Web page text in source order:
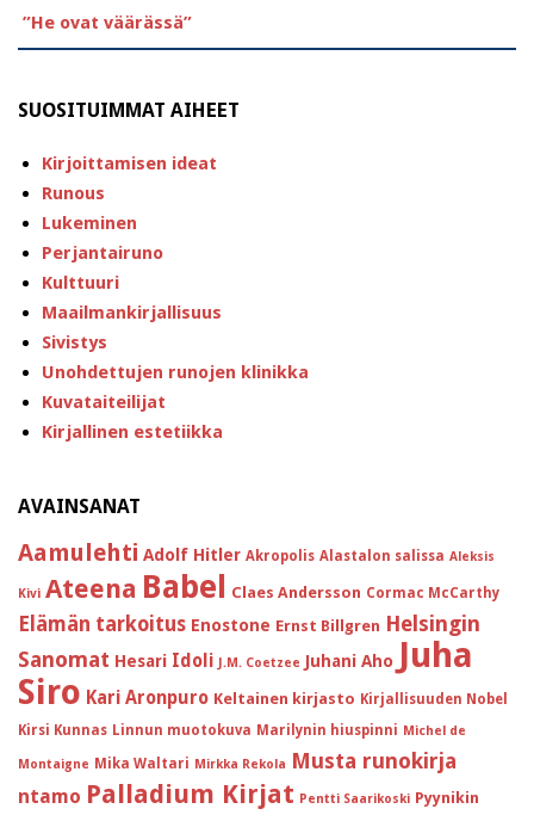
”He ovat väärässä”
SUOSITUIMMAT AIHEET
Kirjoittamisen ideat
Runous
Lukeminen
Perjantairuno
Kulttuuri
Maailmankirjallisuus
Sivistys
Unohdettujen runojen klinikka
Kuvataiteilijat
Kirjallinen estetiikka
AVAINSANAT
Aamulehti Adolf Hitler Akropolis Alastalon salissa Aleksis
Kivi Ateena Babel Claes Andersson Cormac McCarthy
Elämän tarkoitus Enostone Ernst Billgren Helsingin
Sanomat Hesari Idoli J.M. Coetzee Juhani Aho Juha
Siro Kari Aronpuro Keltainen kirjasto Kirjallisuuden Nobel
Kirsi Kunnas Linnun muotokuva Marilynin hiuspinni Michel de
Montaigne Mika Waltari Mirkka Rekola Musta runokirja
ntamo Palladium Kirjat Pentti Saarikoski Pyynikin